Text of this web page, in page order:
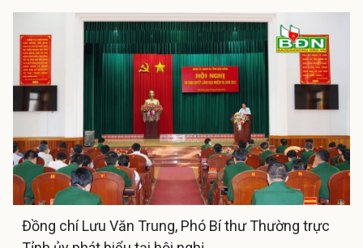
Đồng chí Lưu Văn Trung, Phó Bí thư Thường trực